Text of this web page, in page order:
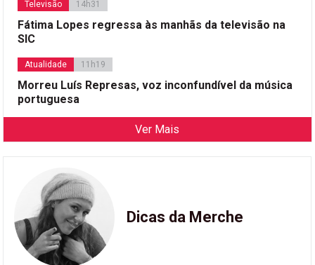
Televisão 14h31
Fátima Lopes regressa às manhãs da televisão na
SIC
Atualidade 11h19
Morreu Luís Represas, voz inconfundível da música
portuguesa
Ver Mais
Dicas da Merche